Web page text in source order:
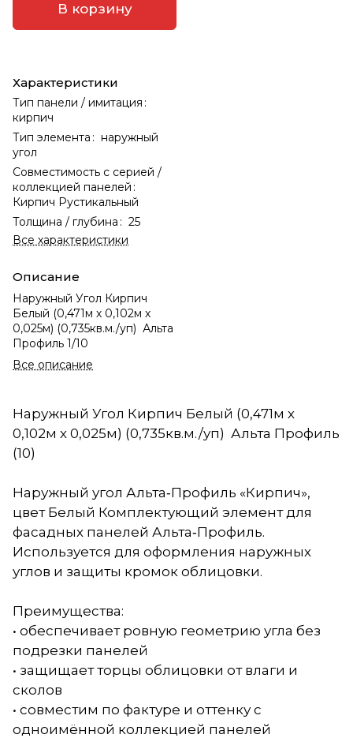
В корзину
Характеристики
Тип панели / имитация :
кирпич
Тип элемента : наружный
угол
Совместимость с серией /
коллекцией панелей :
Кирпич Рустикальный
Толщина / глубина : 25
Все характеристики
Описание
Наружный Угол Кирпич
Белый (0,471м х 0,102м х
0,025м) (0,735кв.м./уп) Альта
Профиль 1/10
Все описание
Наружный Угол Кирпич Белый (0,471м х
0,102м х 0,025м) (0,735кв.м./уп) Альта Профиль
(10)
Наружный угол Альта‑Профиль «Кирпич»,
цвет Белый Комплектующий элемент для
фасадных панелей Альта‑Профиль.
Используется для оформления наружных
углов и защиты кромок облицовки.
Преимущества:
• обеспечивает ровную геометрию угла без
подрезки панелей
• защищает торцы облицовки от влаги и
сколов
• совместим по фактуре и оттенку с
одноимённой коллекцией панелей